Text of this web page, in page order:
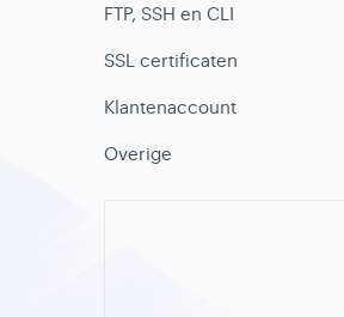
FTP, SSH en CLI
SSL certificaten
Klantenaccount
Overige